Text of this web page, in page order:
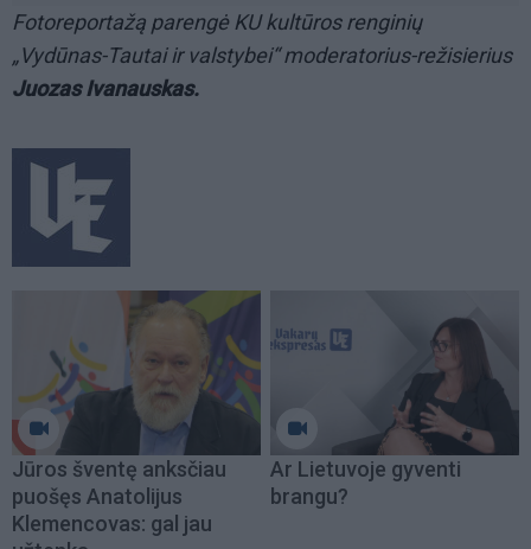
Fotoreportažą parengė KU kultūros renginių
„Vydūnas-Tautai ir valstybei“ moderatorius-režisierius
Juozas Ivanauskas.
Jūros šventę anksčiau
puošęs Anatolijus
Klemencovas: gal jau
Ar Lietuvoje gyventi
brangu?